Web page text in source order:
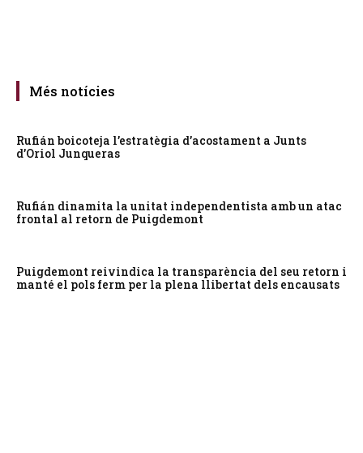
Més notícies
Rufián boicoteja l’estratègia d’acostament a Junts
d’Oriol Junqueras
Rufián dinamita la unitat independentista amb un atac
frontal al retorn de Puigdemont
Puigdemont reivindica la transparència del seu retorn i
manté el pols ferm per la plena llibertat dels encausats